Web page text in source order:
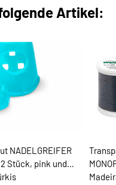
Artikel:
NADELGREIFER
Stück, pink und